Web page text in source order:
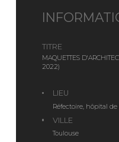
TITRE
MAQUETTES
2022)
LIEU
Réfectoire, hôpital de
VILLE
Toulouse